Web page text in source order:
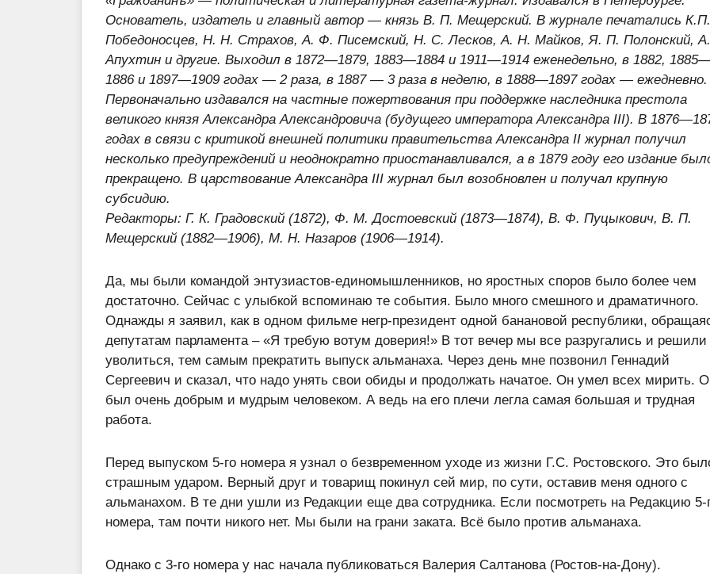
Основатель, издатель и главный автор — князь В. П. Мещерский. В журнале печатались К.П.
Победоносцев, Н. Н. Страхов, А. Ф. Писемский, Н. С.Лесков, А. Н. Майков, Я. П. Полонский,
Апухтин и другие. Выходил в 1872—1879, 1883—1884 и 1911—1914 еженедельно, в 1882,
1886 и 1897—1909 годах — 2 раза, в 1887 — 3 раза в неделю, в 1888—1897 годах — ежедневно.
Первоначально издавался на частные пожертвования при поддержке наследника престола
великого князя Александра Александровича (будущего императора Александра III). В
годах в связи с критикой внешней политики правительства Александра II журнал получил
несколько предупреждений и неоднократно приостанавливался, а в 1879 году его издание
прекращено. В царствование Александра III журнал был возобновлен и получал крупную
субсидию.
Редакторы: Г. К. Градовский (1872), Ф. М. Достоевский (1873—1874), В. Ф. Пуцыкович, В. П.
Мещерский (1882—1906), М. Н. Назаров (1906—1914).
Да, мы были командой энтузиастов-единомышленников, но яростных споров было более чем
достаточно. Сейчас с улыбкой вспоминаю те события. Было много смешного и драматичного.
Однажды я заявил, как в одном фильме негр-президент одной банановой республики,
депутатам парламента – «Я требую вотум доверия!» В тот вечер мы все разругались и решили
уволиться, тем самым прекратить выпуск альманаха. Через день мне позвонил Геннадий
Сергеевич и сказал, что надо унять свои обиды и продолжать начатое. Он умел всех мирить.
был очень добрым и мудрым человеком. А ведь на его плечи легла самая большая и трудная
работа.
Перед выпуском 5-го номера я узнал о безвременном уходе из жизни Г.С. Ростовского. Это
страшным ударом. Верный друг и товарищ покинул сей мир, по сути, оставив меня одного с
альманахом. В те дни ушли из Редакции еще два сотрудника. Если посмотреть на Редакцию 5-
номера, там почти никого нет. Мы были на грани заката. Всё было против альманаха.
Однако с 3-го номера у нас начала публиковаться Валерия Салтанова (Ростов-на-Дону).